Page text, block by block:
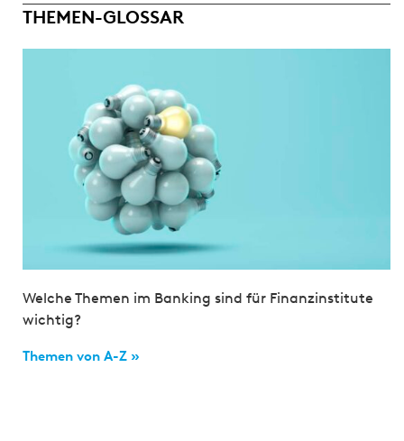
THEMEN-GLOSSAR
Welche Themen im Banking sind für Finanzinstitute
wichtig?
Themen von A-Z »